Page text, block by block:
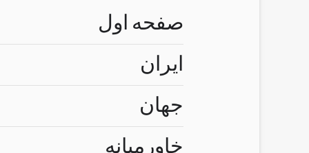
صفحه اول
ایران
جهان
خاورمیانه